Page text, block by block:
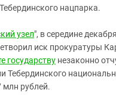
нацпарка.
узел", в середине
иск прокуратуры
государству незаконно
Тебердинского
млн рублей.